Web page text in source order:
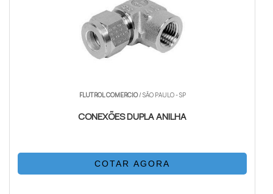
FLUTROL COMERCIO/ SÃO PAULO - SP
CONEXÕES DUPLA ANILHA
COTAR AGORA